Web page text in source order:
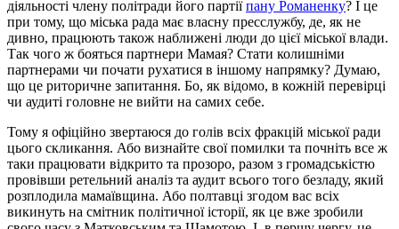
діяльності члену політради його партіїпану Романенку? І це
при тому, що міська рада має власну пресслужбу, де, як не
дивно, працюють також наближені люди до цієї міської влади.
Так чого ж бояться партнери Мамая? Стати колишніми
партнерами чи почати рухатися в іншому напрямку? Думаю,
що це риторичне запитання. Бо, як відомо, в кожній перевірці
чи аудиті головне не вийти на самих себе.
Тому я офіційно звертаюся до голів всіх фракцій міської ради
цього скликання. Або визнайте свої помилки та почніть все ж
таки працювати відкрито та прозоро, разом з громадськістю
провівши ретельний аналіз та аудит всього того безладу, який
розплодила мамаївщина. Або полтавці згодом вас всіх
викинуть на смітник політичної історії, як це вже зробили